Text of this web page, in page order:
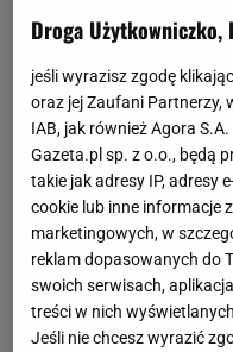
Droga
jeśli wyrazisz zgodę
oraz jej Zaufani Partnerzy,
IAB, jak również Agora
Gazeta.pl sp. z o.o., będą
takie jak adresy IP, adresy
cookie lub inne informacje
marketingowych, w
reklam dopasowanych do
swoich serwisach,
treści w nich
Jeśli nie chcesz wyrazić